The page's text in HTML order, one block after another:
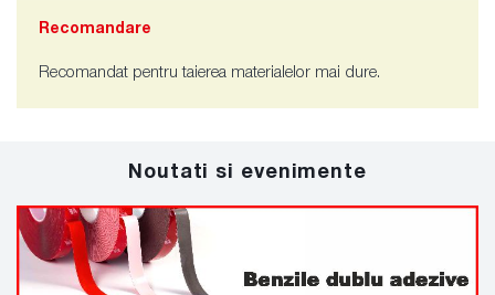
Recomandare
Recomandat pentru taierea materialelor mai dure.
Noutati si evenimente